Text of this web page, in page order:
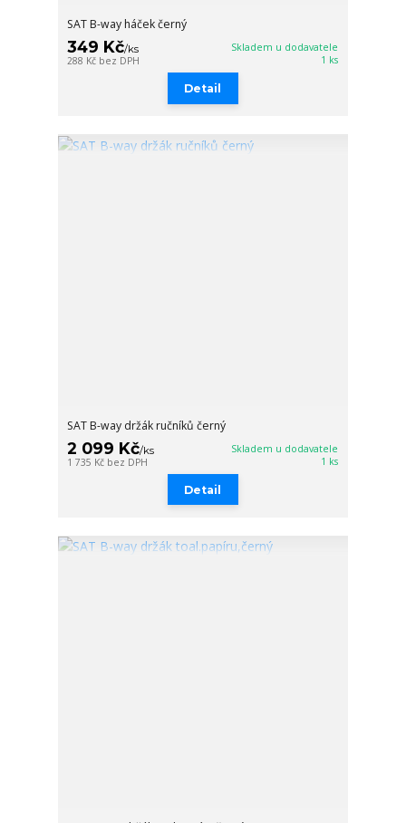
SAT B-way háček černý
349 Kč/ks
288 Kč bez DPH
Skladem u dodavatele
1 ks
Detail
SAT B-way držák ručníků černý
2 099 Kč/ks
1 735 Kč bez DPH
Skladem u dodavatele
1 ks
Detail